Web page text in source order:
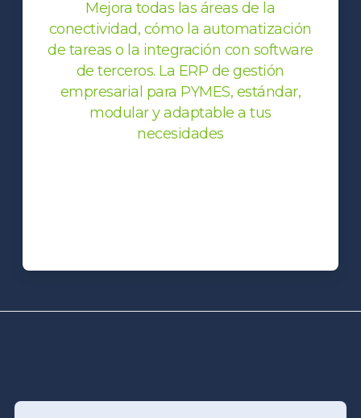
Mejora todas las áreas de la
conectividad, cómo la automatización
de tareas o la integración con software
de terceros. La ERP de gestión
empresarial para PYMES, estándar,
modular y adaptable a tus
necesidades